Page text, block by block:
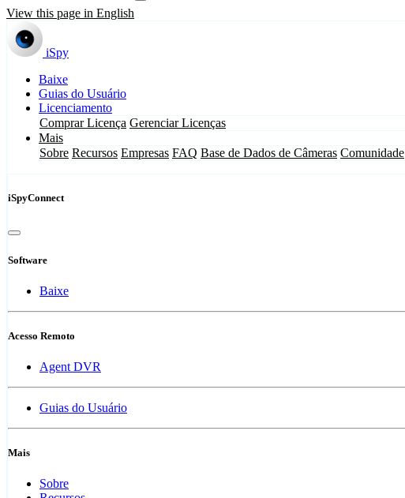
View this page in English
iSpy
Baixe
Guias do Usuário
Licenciamento
Comprar Licença Gerenciar Licenças
Mais
Sobre Recursos Empresas FAQ Base de Dados de Câmeras Comunidade
iSpyConnect
Software
Baixe
Acesso Remoto
Agent DVR
Guias do Usuário
Mais
Sobre